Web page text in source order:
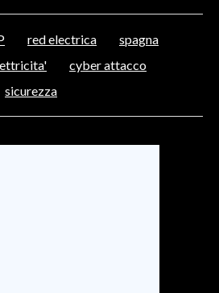
red electrica
spagna
cyber attacco
sicurezza